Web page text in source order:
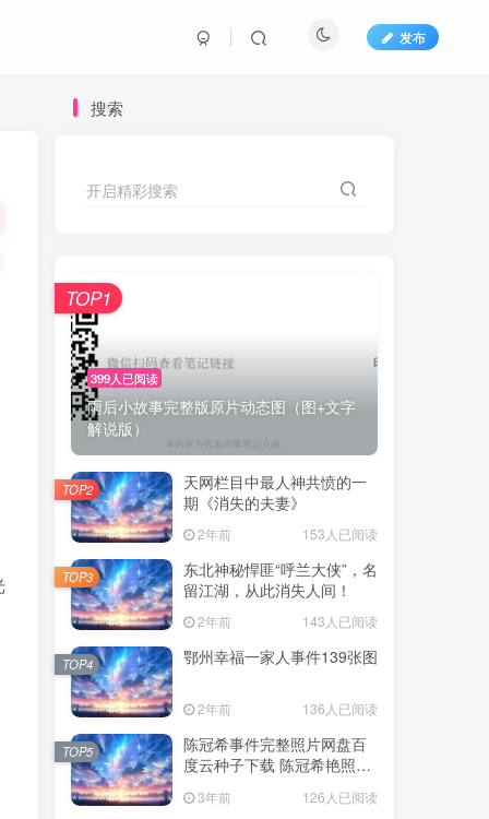
发布
搜索
开启精彩搜索
399人已阅读
雨后小故事完整版原片动态图（图+文字
解说版）
TOP1
天网栏目中最人神共愤的一
期《消失的夫妻》
2年前 153人已阅读
TOP2
东北神秘悍匪“呼兰大侠”，名
留江湖，从此消失人间！
2年前 143人已阅读
TOP3
鄂州幸福一家人事件139张图
2年前 136人已阅读
TOP4
陈冠希事件完整照片网盘百
度云种子下载 陈冠希艳照门
门全部图片观看
3年前 126人已阅读
TOP5